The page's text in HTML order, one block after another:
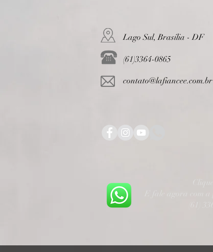
Lago Sul, Brasília - DF
(61)3364-0865
contato@lafiancee.com.br